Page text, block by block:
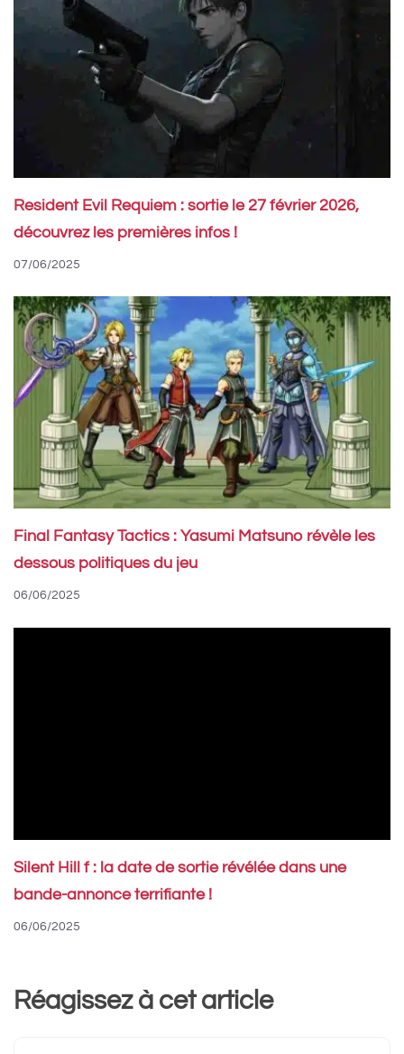
Resident Evil Requiem : sortie le 27 février 2026,
découvrez les premières infos !
07/06/2025
Final Fantasy Tactics : Yasumi Matsuno révèle les
dessous politiques du jeu
06/06/2025
Silent Hill f : la date de sortie révélée dans une
bande-annonce terrifiante !
06/06/2025
Réagissez à cet article